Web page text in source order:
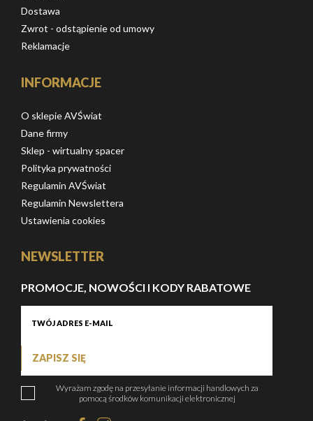
Dostawa
Zwrot - odstąpienie od umowy
Reklamacje
INFORMACJE
O sklepie AVŚwiat
Dane firmy
Sklep - wirtualny spacer
Polityka prywatności
Regulamin AVŚwiat
Regulamin Newslettera
Ustawienia cookies
NEWSLETTER
PROMOCJE, NOWOŚCI I KODY RABATOWE
ZAPISZ SIĘ
Wyrażam zgodę na przesyłanie informacji handlowych za
pomocą środków komunikacji elektronicznej